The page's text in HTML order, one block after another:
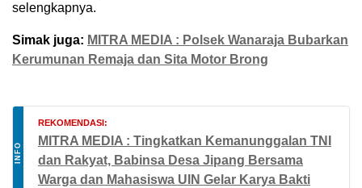
selengkapnya.
Simak juga: MITRA MEDIA : Polsek Wanaraja Bubarkan
Kerumunan Remaja dan Sita Motor Brong
INFO
REKOMENDASI:
MITRA MEDIA : Tingkatkan Kemanunggalan TNI
dan Rakyat, Babinsa Desa Jipang Bersama
Warga dan Mahasiswa UIN Gelar Karya Bakti